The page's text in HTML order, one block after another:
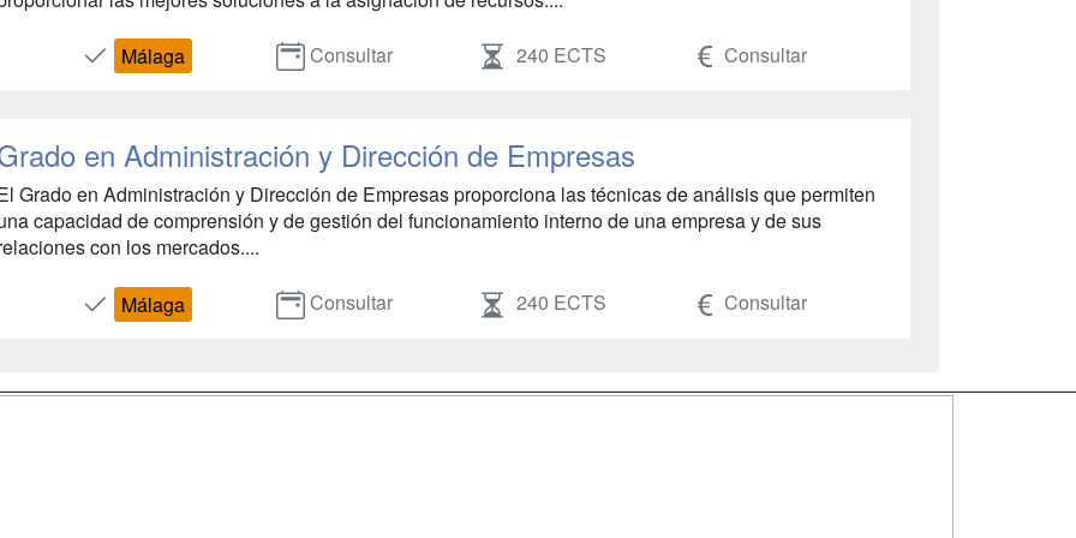
Málaga Consultar 240 ECTS Consultar
en Administración y Dirección de Empresas
Grado en Administración y Dirección de Empresas proporciona las técnicas de análisis que permiten
capacidad de comprensión y de gestión del funcionamiento interno de una empresa y de sus
con los mercados....
Málaga Consultar 240 ECTS Consultar